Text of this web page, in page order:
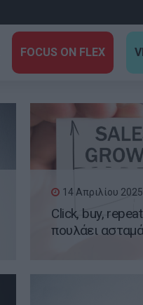
FOCUS ON FLEX
14 Απριλίου 2025
Click, buy,
πουλάει